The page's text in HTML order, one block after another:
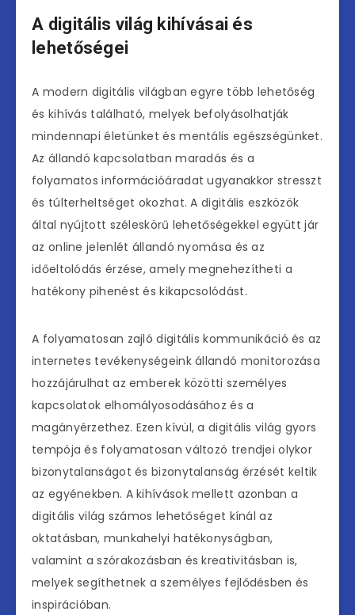
A digitális világ kihívásai és
lehetőségei
A modern digitális világban egyre több lehetőség
és kihívás található, melyek befolyásolhatják
mindennapi életünket és mentális egészségünket.
Az állandó kapcsolatban maradás és a
folyamatos információáradat ugyanakkor stresszt
és túlterheltséget okozhat. A digitális eszközök
által nyújtott széleskörű lehetőségekkel együtt jár
az online jelenlét állandó nyomása és az
időeltolódás érzése, amely megnehezítheti a
hatékony pihenést és kikapcsolódást.
A folyamatosan zajló digitális kommunikáció és az
internetes tevékenységeink állandó monitorozása
hozzájárulhat az emberek közötti személyes
kapcsolatok elhomályosodásához és a
magányérzethez. Ezen kívül, a digitális világ gyors
tempója és folyamatosan változó trendjei olykor
bizonytalanságot és bizonytalanság érzését keltik
az egyénekben. A kihívások mellett azonban a
digitális világ számos lehetőséget kínál az
oktatásban, munkahelyi hatékonyságban,
valamint a szórakozásban és kreativitásban is,
melyek segíthetnek a személyes fejlődésben és
inspirációban.